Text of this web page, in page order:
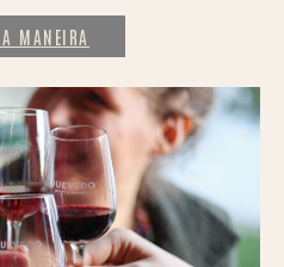
MANEIRA